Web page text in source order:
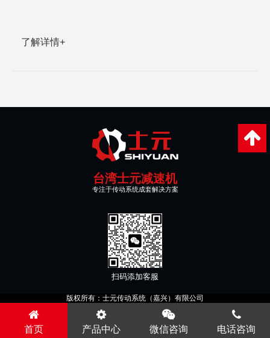
了解详情+
台湾士元减速机
专注于传动系统成套解决方案
扫码添加客服
版权所有：士元传动系统（嘉兴）有限公司
首页 产品中心 微信咨询 电话咨询